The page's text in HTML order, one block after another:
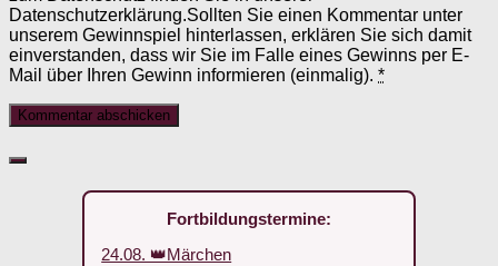
Datenschutzerklärung.Sollten Sie einen Kommentar unter
unserem Gewinnspiel hinterlassen, erklären Sie sich damit
einverstanden, dass wir Sie im Falle eines Gewinns per E-
Mail über Ihren Gewinn informieren (einmalig). *
Fortbildungstermine:
24.08. 👑Märchen